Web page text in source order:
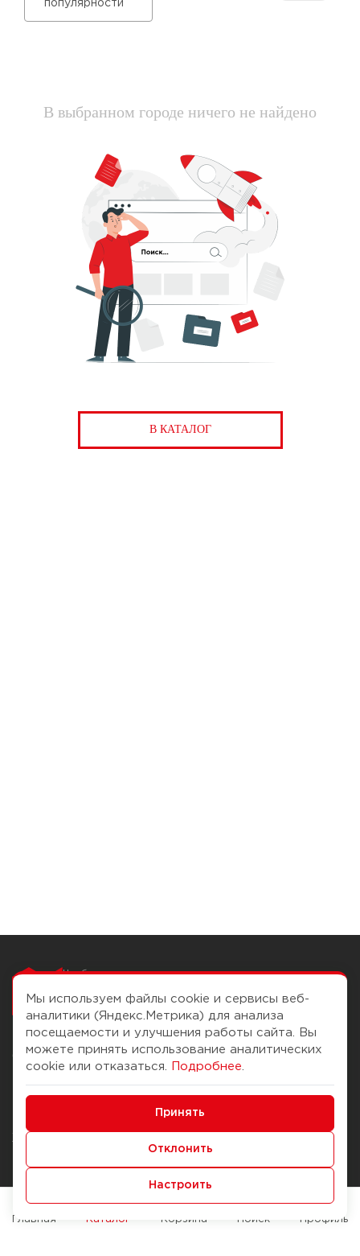
популярности
В выбранном городе ничего не найдено
В КАТАЛОГ
Чтобы вам легко
О компании
История Компании
Журнал
Наши марки
Брендирование
Помощь
Доставка и оплата
Способы оплаты
Служба контроля качества
Мы используем файлы cookie и сервисы веб-
аналитики (Яндекс.Метрика) для анализа
посещаемости и улучшения работы сайта. Вы
можете принять использование аналитических
cookie или отказаться.
Подробнее
Принять
Отклонить
Настроить
Главная Каталог Корзина Поиск Профиль